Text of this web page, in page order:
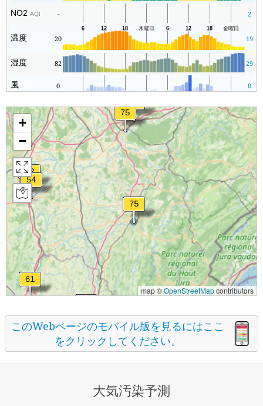
NO2AQI - 2
温度 20 19
湿度 82 29
風 0 0
+
−
map ©OpenStreetMapcontributors
このWebページのモバイル版を見るにはここ
をクリックしてください。
大気汚染予測